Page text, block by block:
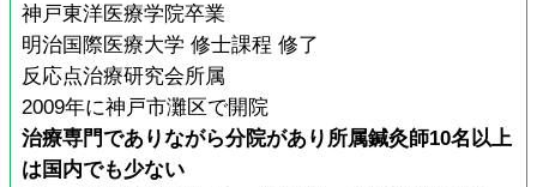
神戸東洋医療学院卒業
明治国際医療大学 修士課程 修了
反応点治療研究会所属
2009年に神戸市灘区で開院
治療専門でありながら分院があり所属鍼灸師10名以上
は国内でも少ない